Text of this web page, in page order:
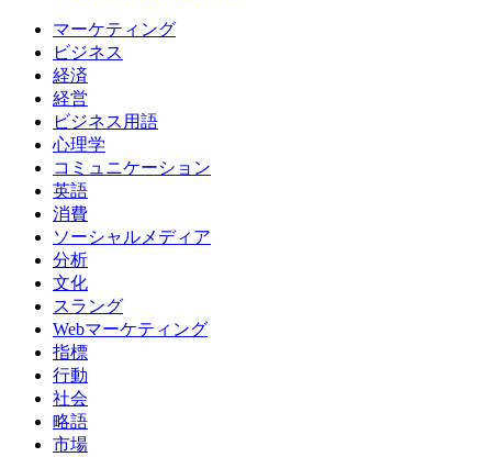
マーケティング
ビジネス
経済
経営
ビジネス用語
心理学
コミュニケーション
英語
消費
ソーシャルメディア
分析
文化
スラング
Webマーケティング
指標
行動
社会
略語
市場